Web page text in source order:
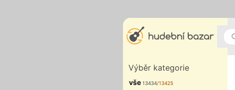
Výběr kategorie
vše 13434/13425